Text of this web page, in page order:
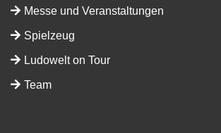
Messe und Veranstaltungen
Spielzeug
Ludowelt on Tour
Team